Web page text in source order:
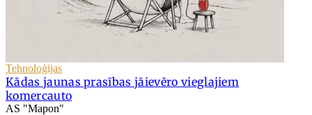
Tehnoloģijas
Kādas jaunas prasības jāievēro vieglajiem
komercauto
AS "Mapon"